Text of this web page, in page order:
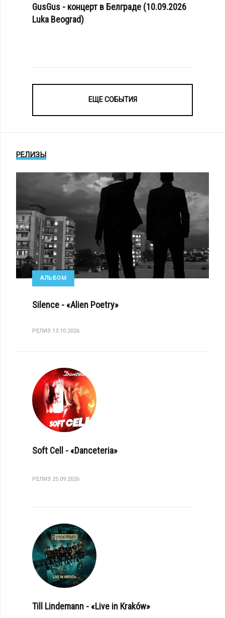
GusGus - концерт в Белграде (10.09.2026
Luka Beograd)
ЕЩЕ СОБЫТИЯ
РЕЛИЗЫ
АЛЬБОМ
Silence - «Alien Poetry»
РЕЛИЗ 13.10.2026
Soft Cell - «Danceteria»
РЕЛИЗ 25.09.2026
Till Lindemann - «Live in Kraków»